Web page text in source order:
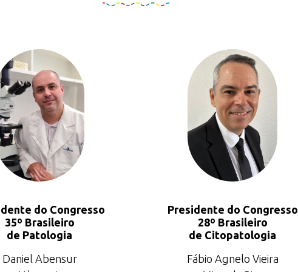
do Congresso
35º Brasileiro
de Patologia
Daniel Abensur
Presidente do Congresso
28º Brasileiro
de Citopatologia
Fábio Agnelo Vieira